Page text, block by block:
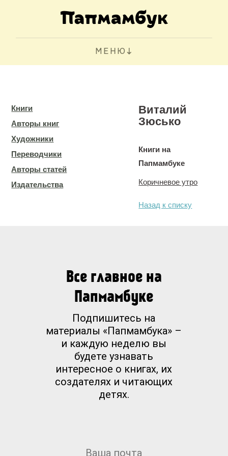
МЕНЮ
Книги
Авторы книг
Художники
Переводчики
Авторы статей
Издательства
Виталий
Зюсько
Книги на
Папмамбуке
Коричневое утро
Назад к списку
Все главное на
Папмамбуке
Подпишитесь на
материалы «Папмамбука» –
и каждую неделю вы
будете узнавать
интересное о книгах, их
создателях и читающих
детях.